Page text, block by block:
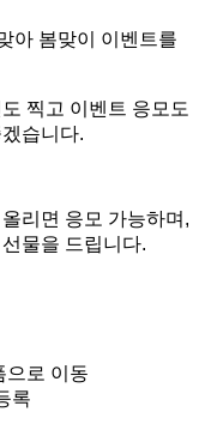
아 봄맞이 이벤트를
찍고 이벤트 응모도
습니다.
리면 응모 가능하며,
물을 드립니다.
으로 이동
록